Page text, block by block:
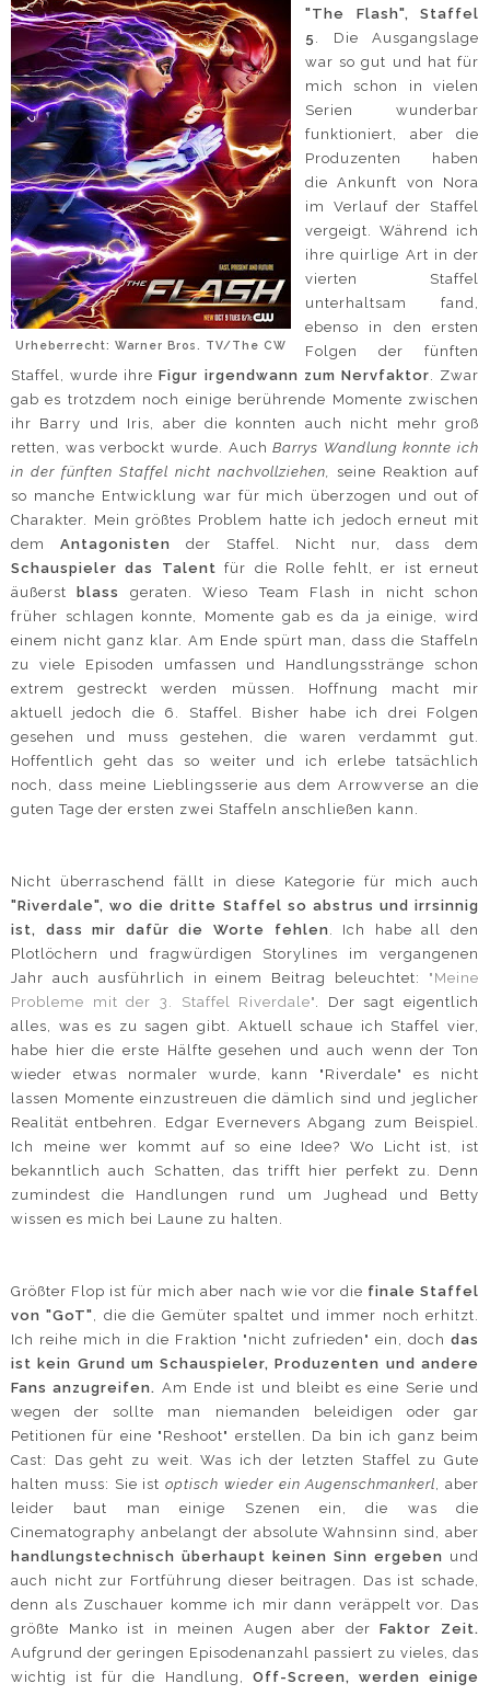
Urheberrecht: Warner Bros. TV/The CW
"The Flash", Staffel
5 . Die Ausgangslage
war so gut und hat für
mich schon in vielen
Serien wunderbar
funktioniert, aber die
Produzenten haben
die Ankunft von Nora
im Verlauf der Staffel
vergeigt. Während ich
ihre quirlige Art in der
vierten Staffel
unterhaltsam fand,
ebenso in den ersten
Folgen der fünften
Staffel, wurde ihreFigur irgendwann zum Nervfaktor. Zwar
gab es trotzdem noch einige berührende Momente zwischen
ihr Barry und Iris, aber die konnten auch nicht mehr groß
retten, was verbockt wurde. AuchBarrys Wandlung konnte ich
in der fünften Staffel nicht nachvollziehen, seine Reaktion auf
so manche Entwicklung war für mich überzogen und out of
Charakter. Mein größtes Problem hatte ich jedoch erneut mit
dem Antagonisten der Staffel. Nicht nur, dass dem
Schauspieler das Talentfür die Rolle fehlt, er ist erneut
äußerst
blass geraten. Wieso Team Flash in nicht schon
früher schlagen konnte, Momente gab es da ja einige, wird
einem nicht ganz klar. Am Ende spürt man, dass die Staffeln
zu viele Episoden umfassen und Handlungsstränge schon
extrem gestreckt werden müssen. Hoffnung macht mir
aktuell jedoch die 6. Staffel. Bisher habe ich drei Folgen
gesehen und muss gestehen, die waren verdammt gut.
Hoffentlich geht das so weiter und ich erlebe tatsächlich
noch, dass meine Lieblingsserie aus dem Arrowverse an die
guten Tage der ersten zwei Staffeln anschließen kann.
Nicht überraschend fällt in diese Kategorie für mich auch
"Riverdale", wo die dritte Staffel so abstrus und irrsinnig
ist, dass mir dafür die Worte fehlen. Ich habe all den
Plotlöchern und fragwürdigen Storylines im vergangenen
Jahr auch ausführlich in einem Beitrag beleuchtet: "Meine
Probleme mit der 3. Staffel Riverdale". Der sagt eigentlich
alles, was es zu sagen gibt. Aktuell schaue ich Staffel vier,
habe hier die erste Hälfte gesehen und auch wenn der Ton
wieder etwas normaler wurde, kann "Riverdale" es nicht
lassen Momente einzustreuen die dämlich sind und jeglicher
Realität entbehren. Edgar Evernevers Abgang zum Beispiel.
Ich meine wer kommt auf so eine Idee? Wo Licht ist, ist
bekanntlich auch Schatten, das trifft hier perfekt zu. Denn
zumindest die Handlungen rund um Jughead und Betty
wissen es mich bei Laune zu halten.
Größter Flop ist für mich aber nach wie vor die finale Staffel
von "GoT", die die Gemüter spaltet und immer noch erhitzt.
Ich reihe mich in die Fraktion "nicht zufrieden" ein, doch das
ist kein Grund um Schauspieler, Produzenten und andere
Fans anzugreifen. Am Ende ist und bleibt es eine Serie und
wegen der sollte man niemanden beleidigen oder gar
Petitionen für eine "Reshoot" erstellen. Da bin ich ganz beim
Cast: Das geht zu weit. Was ich der letzten Staffel zu Gute
halten muss: Sie ist optisch wieder ein Augenschmankerl, aber
leider baut man einige Szenen ein, die was die
Cinematography anbelangt der absolute Wahnsinn sind, aber
handlungstechnisch überhaupt keinen Sinn ergeben und
auch nicht zur Fortführung dieser beitragen. Das ist schade,
denn als Zuschauer komme ich mir dann veräppelt vor. Das
größte Manko ist in meinen Augen aber derFaktor Zeit.
Aufgrund der geringen Episodenanzahl passiert zu vieles, das
wichtig ist für die Handlung, Off-Screen, werden einige